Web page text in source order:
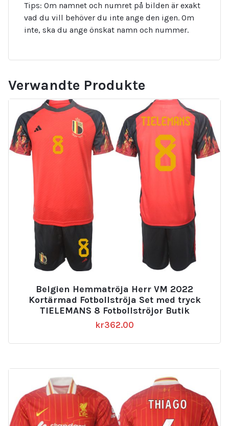
Tips: Om namnet och numret på bilden är exakt
vad du vill behöver du inte ange den igen. Om
inte, ska du ange önskat namn och nummer.
Verwandte Produkte
Belgien Hemmatröja Herr VM 2022
Kortärmad Fotbollströja Set med tryck
TIELEMANS 8 Fotbollströjor Butik
kr362.00